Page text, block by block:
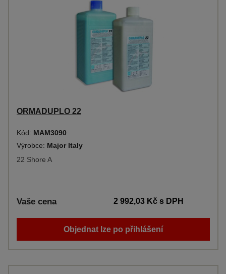
ORMADUPLO 22
Kód: MAM3090
Výrobce: Major Italy
22 Shore A
Vaše cena 2 992,03 Kčs DPH
Objednat lze po přihlášení